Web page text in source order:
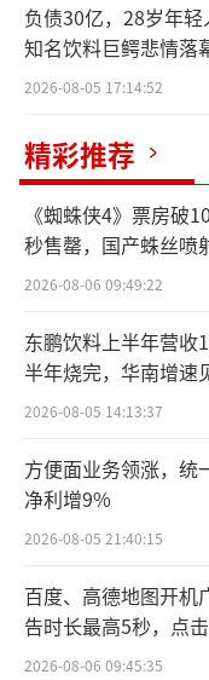
方盛制药在
盛堂），由其持
香港方盛堂
药前期出资700
5年6月进行调
高至50%，认缴
香港合资公
负债30亿，28岁年轻
知名饮料巨鳄悲情落
2026-08-05 17:14:52
精彩推荐
《蜘蛛侠4》票房破
秒售罄，国产蛛丝喷
外
2026-08-06 09:49:22
东鹏饮料上半年营收
半年烧完，华南增速
2026-08-05 14:13:37
方便面业务领涨，统
净利增9%
2026-08-05 21:40:15
百度、高德地图开机
告时长最高5秒，点
2026-08-06 09:45:35